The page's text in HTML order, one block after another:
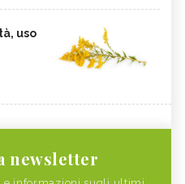
uso
newsletter